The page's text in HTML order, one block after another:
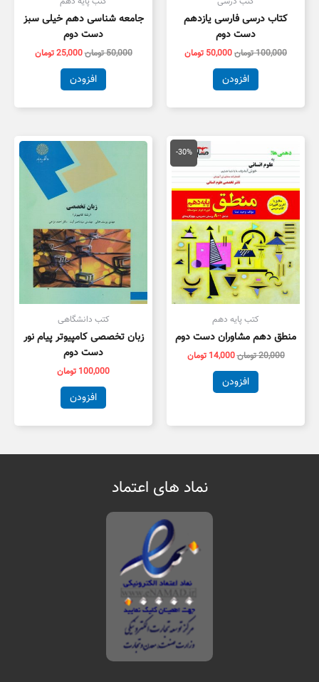
کتاب درسی فارسی یازدهم
دست دوم
100,000تومان50,000 تومان
افزودن
جامعه شناسی دهم خیلی سبز
دست دوم
50,000تومان25,000تومان
افزودن
-30%
کتب پایه دهم
منطق دهم مشاوران دست دوم
20,000تومان
20,000 تومان
بود.
14,000 تومان
قیمت
فعلی
است.
افزودن
کتب دانشگاهی
زبان تخصصی کامپیوتر پیام نور
دست دوم
100,000 تومان
افزودن
نماد های اعتماد